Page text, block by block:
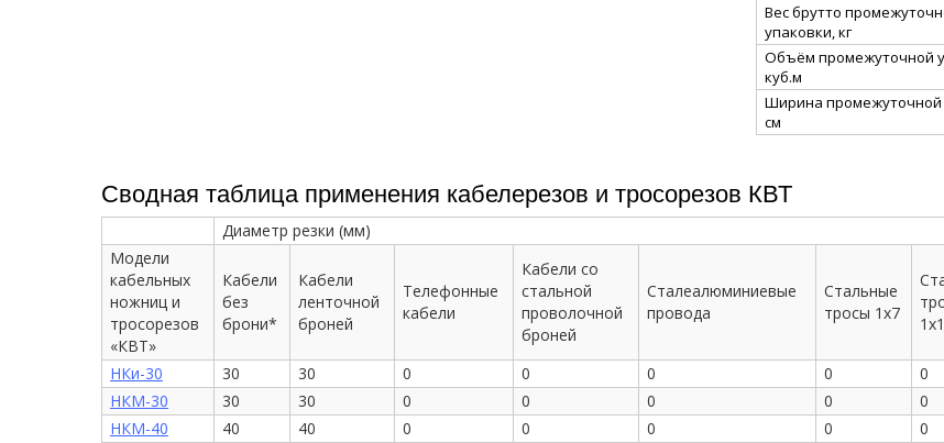
Вес брутто
упаковки, кг
Объём промежуточной
куб.м
Ширина промежуточной
см
Сводная таблица применения кабелерезов и тросорезов КВТ
Диаметр резки (мм)
Модели
кабельных
ножниц и
тросорезов
«КВТ»
Кабели
без
брони*
Кабели
ленточной
броней
Телефонные
кабели
Кабели со
стальной
проволочной
броней
Сталеалюминиевые
провода
Стальные
тросы 1х7
НКи-30
30 30 0 0 0 0 0
НКМ-30
30 30 0 0 0 0 0
НКМ-40
40 40 0 0 0 0 0